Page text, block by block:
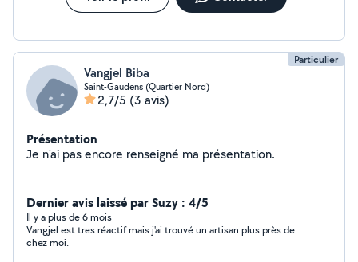
Particulier
Vangjel Biba
Saint-Gaudens (Quartier Nord)
2,7/5 (3 avis)
Présentation
Je n'ai pas encore renseigné ma présentation.
Dernier avis laissé par Suzy : 4/5
Il y a plus de 6 mois
Vangjel est tres réactif mais j'ai trouvé un artisan plus près de
chez moi.